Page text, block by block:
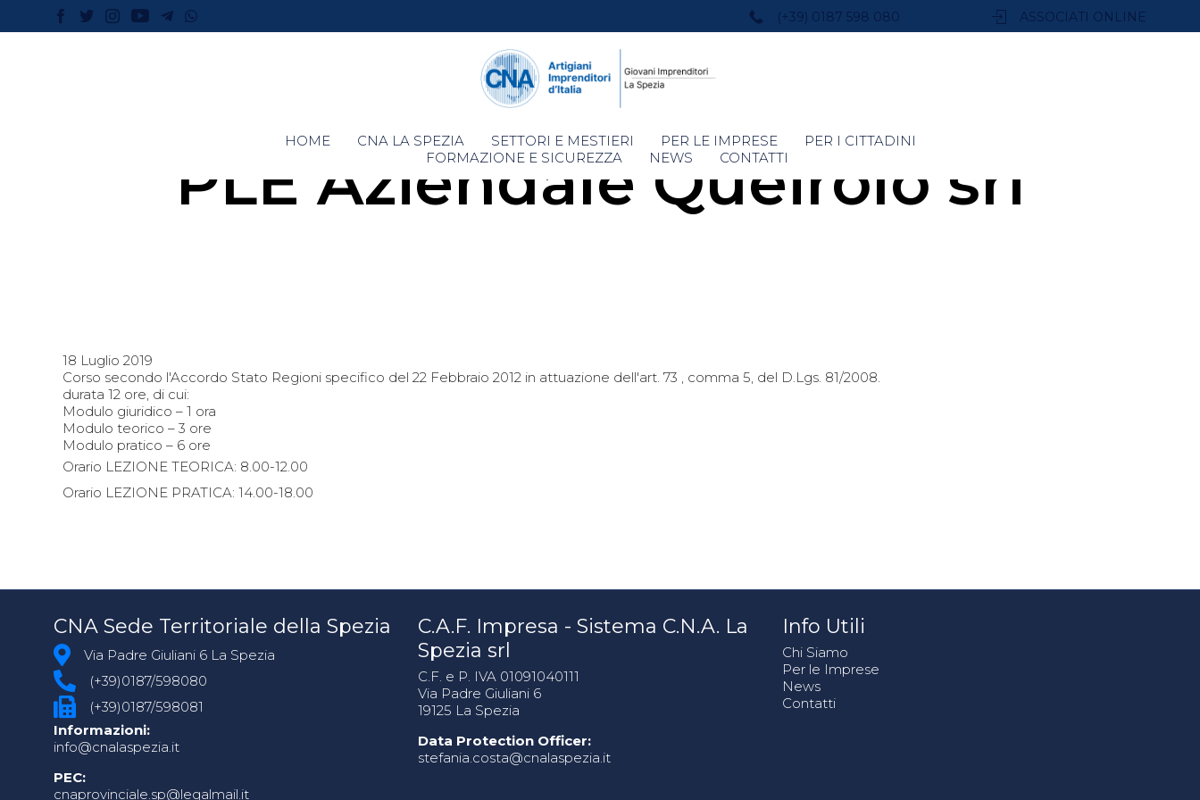
(+39) 0187 598 080 ASSOCIATI ONLINE
Skip
to
HOME CNA LA SPEZIA SETTORI E MESTIERI PER LE IMPRESE
PER I CITTADINI
FORMAZIONE E SICUREZZA
NEWS CONTATTI
PLE Aziendale Queirolo srl
18 Luglio 2019
Corso secondo l'Accordo Stato Regioni specifico del 22 Febbraio 2012 in attuazione dell'art. 73 , comma 5, del D.Lgs. 81/2008.
durata 12 ore, di cui:
Modulo giuridico – 1 ora
Modulo teorico – 3 ore
Modulo pratico – 6 ore
Orario LEZIONE TEORICA: 8.00-12.00
Orario LEZIONE PRATICA: 14.00-18.00
CNA Sede Territoriale della Spezia
Via Padre Giuliani 6 La Spezia
(+39)0187/598080
(+39)0187/598081
Informazioni:
info@cnalaspezia.it
PEC:
cnaprovinciale.sp@legalmail.it
C.A.F. Impresa - Sistema C.N.A. La
Spezia srl
C.F. e P. IVA 01091040111
Via Padre Giuliani 6
19125 La Spezia
Data Protection Officer:
stefania.costa@cnalaspezia.it
Info Utili
Chi Siamo
Per le Imprese
News
Contatti